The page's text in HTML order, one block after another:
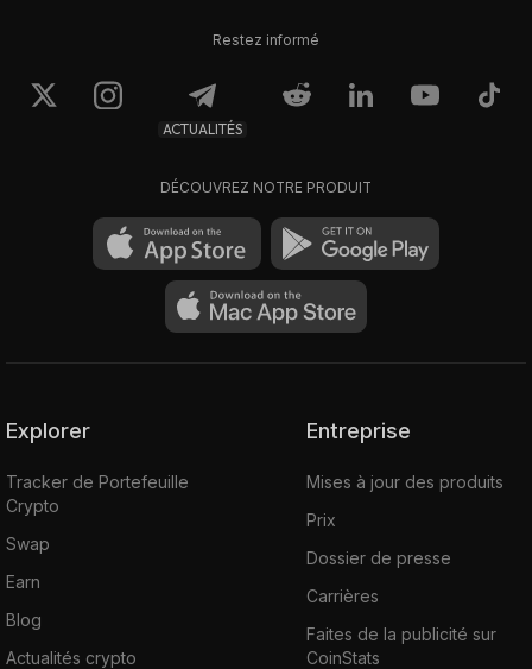
Restez informé
ACTUALITÉS
DÉCOUVREZ NOTRE PRODUIT
Explorer
Tracker de Portefeuille
Crypto
Swap
Earn
Blog
Actualités crypto
Entreprise
Mises à jour des produits
Prix
Dossier de presse
Carrières
Faites de la publicité sur
CoinStats